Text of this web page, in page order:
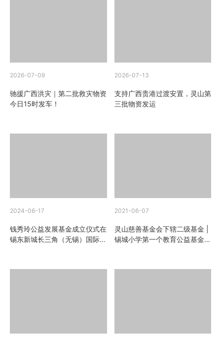
2026-07-09
驰援广西洪灾｜第二批救灾物资
今日15时发车！
2026-07-13
支持广西贵港过渡安置，灵山第
三批物资发运
2024-06-17
钱秀玲公益发展基金成立仪式在
锡东新城长三角（无锡）国际人
2021-06-07
灵山慈善基金会下辖二级基金 |
锡城小学第一个教育公益基金诞